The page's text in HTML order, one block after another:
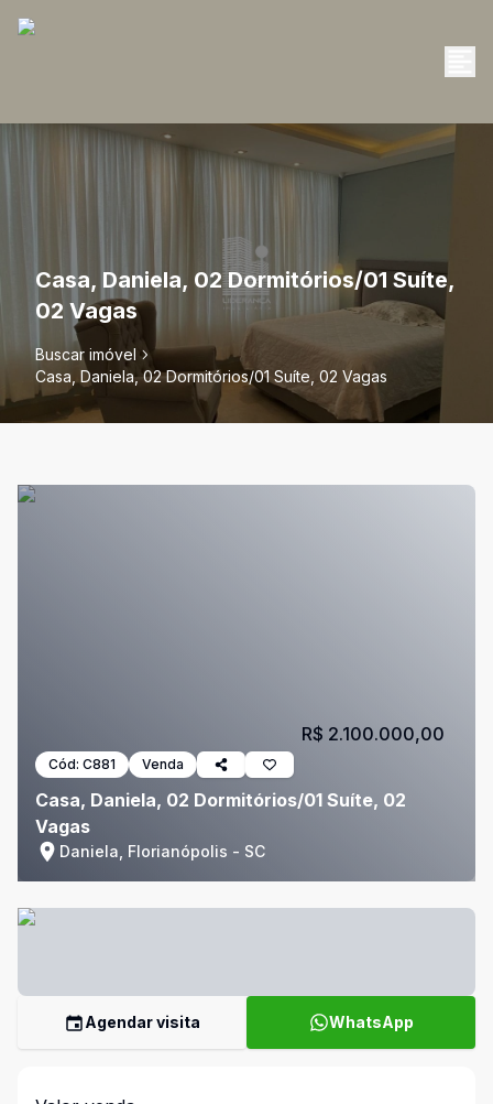
Casa, Daniela, 02 Dormitórios/01 Suíte,
02 Vagas
Buscar imóvel
Casa, Daniela, 02 Dormitórios/01 Suíte, 02 Vagas
Cód: C881 Venda
Casa, Daniela, 02 Dormitórios/01 Suíte, 02
Vagas
Daniela, Florianópolis - SC
R$ 2.100.000,00
Agendar visita WhatsApp